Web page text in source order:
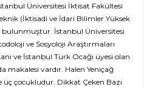
Üniversitesi İktisat Fakültesi
(İktisadi ve İdari Bilimler Yüksek
bulunmuştur. İstanbul Üniversitesi
ve Sosyoloji Araştırmaları
ve İstanbul Türk Ocağı üyesi olan
makalesi vardır. Halen Yeniçağ
çocukludur. Dikkat Çeken Bazı